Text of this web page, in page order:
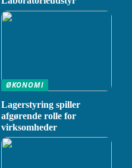
ØKONOMI
Lagerstyring spiller
afgørende rolle for
virksomheder